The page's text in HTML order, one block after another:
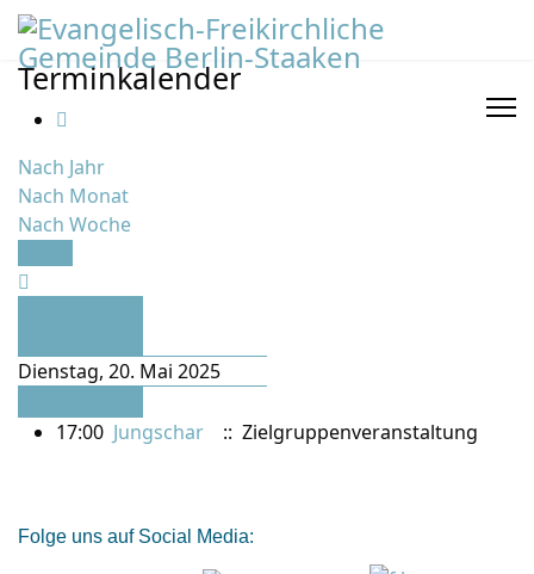
Terminkalender
Nach Jahr
Nach Monat
Nach Woche
Dienstag, 20. Mai 2025
17:00 Jungschar :: Zielgruppenveranstaltung
Folge uns auf Social Media: